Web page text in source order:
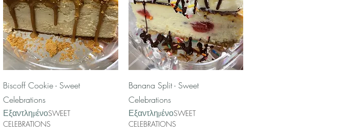
Γρήγορη προβολή
Biscoff Cookie - Sweet
Celebrations
ΕξαντλημένοSWEET
CELEBRATIONS
Γρήγορη προβολή
Banana Split - Sweet
Celebrations
ΕξαντλημένοSWEET
CELEBRATIONS